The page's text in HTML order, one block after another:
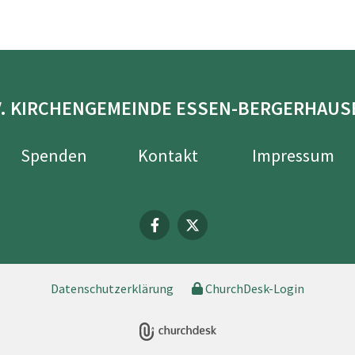
KIRCHENGEMEINDE ESSEN-
Spenden Kontakt Impressum
Datenschutzerklärung ChurchDesk-Login